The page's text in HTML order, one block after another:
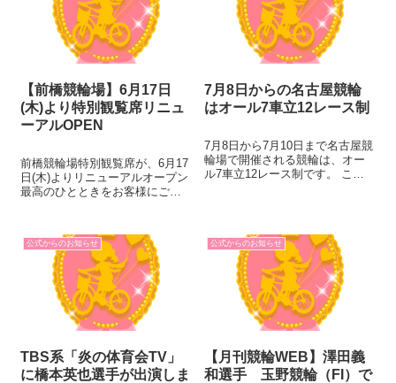
【前橋競輪場】6月17日
(木)より特別観覧席リニュ
ーアルOPEN
前橋競輪場特別観覧席が、6月17
日(木)よりリニューアルオープン
最高のひとときをお客様にご提
は、リンク先をご覧ください↓
7月8日からの名古屋競輪
はオール7車立12レース制
7月8日から7月10日まで名古屋競
輪場で開催される競輪は、オー
ル7車立12レース制です。 ここ
績は、7月3日時点のデー...
公式からのお知らせ
TBS系「炎の体育会TV」
に橋本英也選手が出演しま
公式からのお知らせ
【月刊競輪WEB】澤田義
和選手 玉野競輪（FI）で